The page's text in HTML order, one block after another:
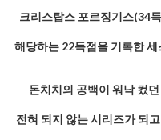
크리스탑스 포르징기스(34
해당하는 22득점을 기록한
돈치치의 공백이 워낙 컸
전혀 되지 않는 시리즈가 되